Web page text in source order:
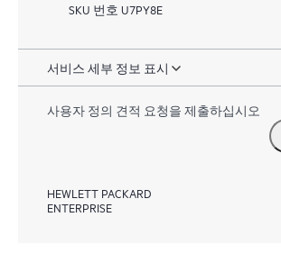
SKU 번호 U7PY8E
서비스 세부 정보 표시
사용자 정의 견적 요청을 제출하십시오
HEWLETT PACKARD
ENTERPRISE